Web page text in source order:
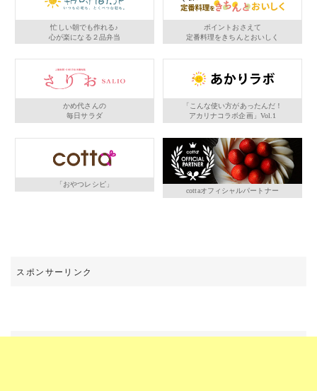
忙しい朝でも作れる♪
心が楽になる２品弁当
ポイントおさえて
定番料理をきちんとおいしく
かめ代さんの
毎日サラダ
「こんな使い方があったんだ！
アカリナコラボ企画」Vol.1
「おやつレシピ」
cottaオフィシャルパートナー